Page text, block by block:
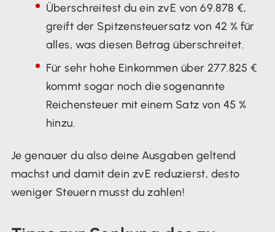
Überschreitest du ein zvE von 69.878 €,
greift der Spitzensteuersatz von 42 % für
alles, was diesen Betrag überschreitet.
Für sehr hohe Einkommen über 277.825 €
kommt sogar noch die sogenannte
Reichensteuer mit einem Satz von 45 %
hinzu.
Je genauer du also deine Ausgaben geltend
machst und damit dein zvE reduzierst, desto
weniger Steuern musst du zahlen!